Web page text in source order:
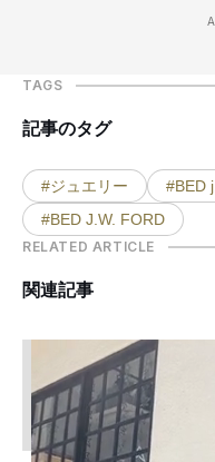
TAGS
記事のタグ
#ジュエリー #BED
#BED J.W. FORD
RELATED ARTICLE
関連記事